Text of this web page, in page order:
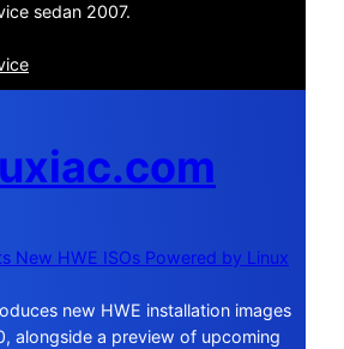
sedan 2007.
New HWE ISOs Powered by Linux
new HWE installation images
alongside a preview of upcoming